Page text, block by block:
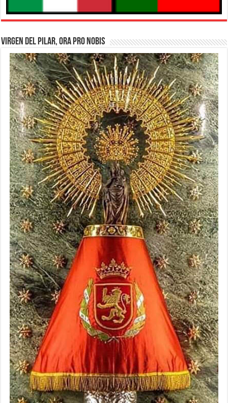
Virgen del Pilar, Ora pro nobis